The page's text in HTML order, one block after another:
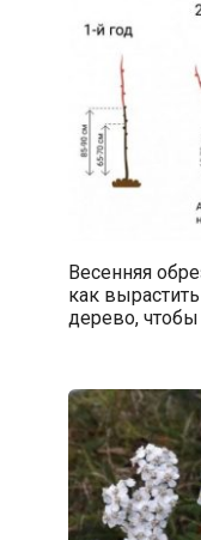
Весенняя
как
дерево, чтобы